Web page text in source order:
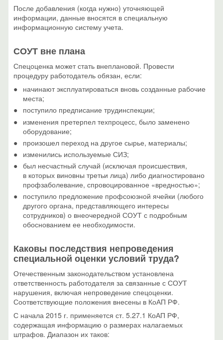
После добавления (когда нужно) уточняющей
информации, данные вносятся в специальную
информационную систему учета.
СОУТ вне плана
Спецоценка может стать внеплановой. Провести
процедуру работодатель обязан, если:
начинают эксплуатироваться вновь созданные рабочие
места;
поступило предписание трудинспекции;
изменения претерпел техпроцесс, было заменено
оборудование;
произошел переход на другое сырье, материалы;
изменились используемые СИЗ;
был несчастный случай (исключая происшествия,
в которых виновны третьи лица) либо диагностировано
профзаболевание, спровоцированное «вредностью»;
поступило предложение профсоюзной ячейки (любого
другого органа, представляющего интересы
сотрудников) о внеочередной СОУТ с подробным
обоснованием ее необходимости.
Каковы последствия непроведения
специальной оценки условий труда?
Отечественным законодательством установлена
ответственность работодателя за связанные с СОУТ
нарушения, включая непроведение спецоценки.
Соответствующие положения внесены в КоАП РФ.
С начала 2015 г. применяется ст. 5.27.1 КоАП РФ,
содержащая информацию о размерах налагаемых
штрафов. Диапазон их таков: